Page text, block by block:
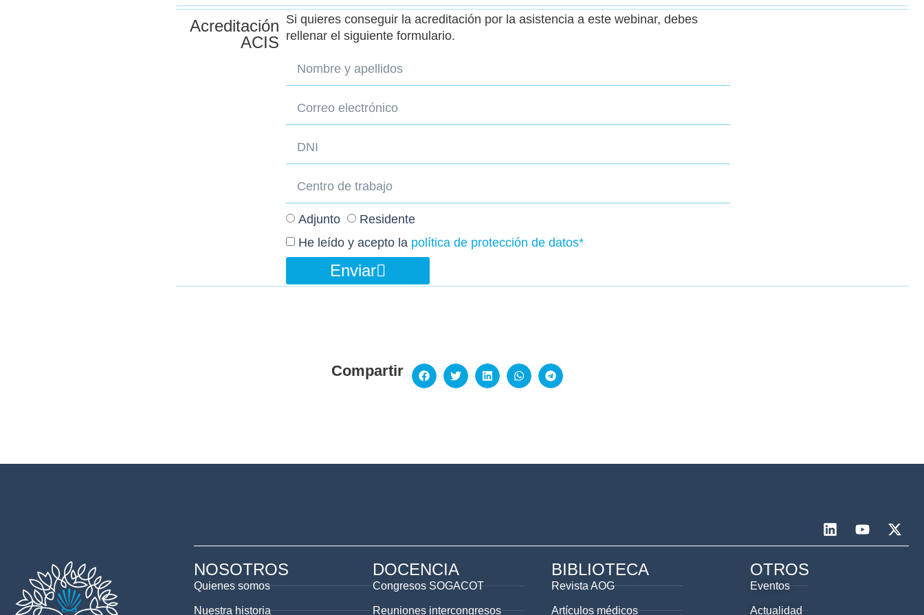
Acreditación
ACIS
Si quieres conseguir la acreditación por la asistencia a este webinar, debes
rellenar el siguiente formulario.
Adjunto
Residente
He leído y acepto la política de protección de datos*
Enviar
Compartir
NOSOTROS
Quienes somos
Nuestra historia
DOCENCIA
Congresos SOGACOT
Reuniones intercongresos
BIBLIOTECA
Revista AOG
Artículos médicos
OTROS
Eventos
Actualidad